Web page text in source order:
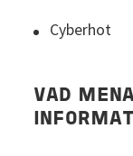
Cyberhot
VAD